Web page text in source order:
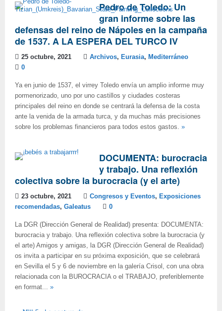
Pedro de Toledo: Un
gran informe sobre las
defensas del reino de Nápoles en la campaña
de 1537. A LA ESPERA DEL TURCO IV
25 octubre, 2021 Archivos, Eurasia, Mediterráneo
0
Ya en junio de 1537, el virrey Toledo envía un amplio informe muy
pormenorizado, uno por uno castillos y ciudades costeras
principales del reino en donde se centrará la defensa de la costa
ante la venida de la armada turca, y da muchas más precisiones
sobre los problemas financieros para todos estos gastos. »
DOCUMENTA: burocracia
y trabajo. Una reflexión
colectiva sobre la burocracia (y el arte)
23 octubre, 2021 Congresos y Eventos, Exposiciones
recomendadas, Galeatus 0
La DGR (Dirección General de Realidad) presenta: DOCUMENTA:
burocracia y trabajo. Una reflexión colectiva sobre la burocracia (y
el arte) Amigos y amigas, la DGR (Dirección General de Realidad)
os invita a participar en su próxima exposición, que se celebrará
en Sevilla el 5 y 6 de noviembre en la galería Crisol, con una obra
relacionada con la BUROCRACIA o el TRABAJO, preferiblemente
en format... »